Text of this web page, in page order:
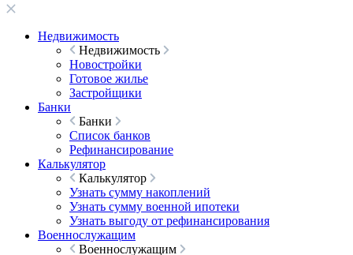
Недвижимость
Недвижимость
Новостройки
Готовое жилье
Застройщики
Банки
Банки
Список банков
Рефинансирование
Калькулятор
Калькулятор
Узнать сумму накоплений
Узнать сумму военной ипотеки
Узнать выгоду от рефинансирования
Военнослужащим
Военнослужащим